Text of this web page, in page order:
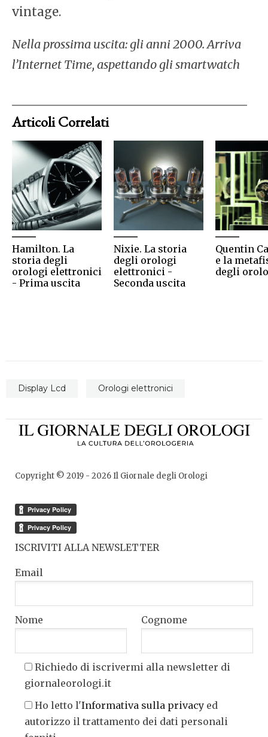
vintage.
Nella prossima uscita: gli anni 2000. Arriva
l’Internet Time, aspettando gli smartwatch
Articoli Correlati
Hamilton. La
storia degli
orologi elettronici
- Prima uscita
Nixie. La storia
degli orologi
elettronici -
Seconda uscita
Quentin
e la
degli
Display Lcd Orologi elettronici
Copyright © 2019 - 2026Il Giornale degli Orologi
ISCRIVITI ALLA NEWSLETTER
Email
Nome Cognome
Richiedo di iscrivermi alla newsletter di
giornaleorologi.it
Ho letto l'Informativa sulla privacy ed
autorizzo il trattamento dei dati personali